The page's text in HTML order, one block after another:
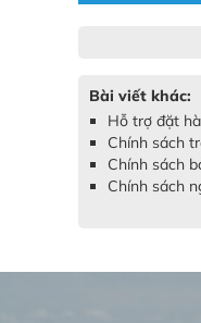
Bài viết khác:
Hỗ trợ đặt
Chính sách
Chính sách
Chính sách